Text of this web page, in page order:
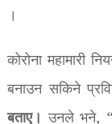
।
कोरोना महामारी
बनाउन सकिने
बताए। उनले भने,